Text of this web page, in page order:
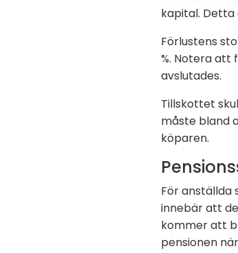
kapital.
Förlustens
%. Notera att
avslutades.
Tillskottet
måste bland
köparen.
För anställda
innebär att
kommer att
pensionen